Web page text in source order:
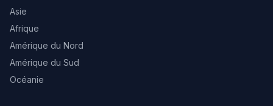
Asie
Afrique
Amérique du Nord
Amérique du Sud
Océanie